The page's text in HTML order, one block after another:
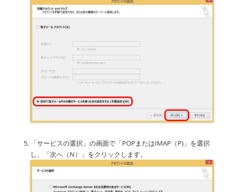
「サービスの選択」の画面で「POPまたはIMAP（P)」を選択
し、「次へ（N）」をクリックします。